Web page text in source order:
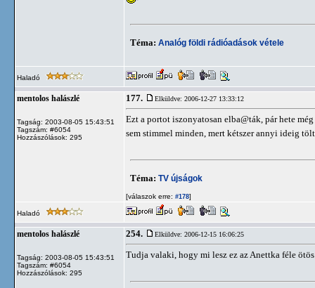
Téma: Analóg földi rádióadások vétele
Haladó
mentolos halászlé
Tagság: 2003-08-05 15:43:51
Tagszám: #6054
Hozzászólások: 295
177. Elküldve: 2006-12-27 13:33:12
Ezt a portot iszonyatosan elba@ták, pár hete
sem stimmel minden, mert kétszer annyi ideig
Téma: TV újságok
[válaszok erre: #178]
Haladó
mentolos halászlé
Tagság: 2003-08-05 15:43:51
Tagszám: #6054
Hozzászólások: 295
254. Elküldve: 2006-12-15 16:06:25
Tudja valaki, hogy mi lesz ez az Anettka féle ötös